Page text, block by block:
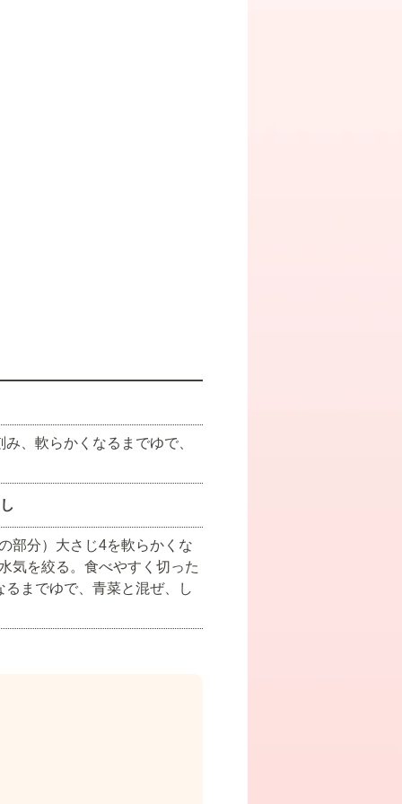
、軟らかくなるまでゆで、
部分）大さじ4を軟らかくな
気を絞る。食べやすく切った
までゆで、青菜と混ぜ、し